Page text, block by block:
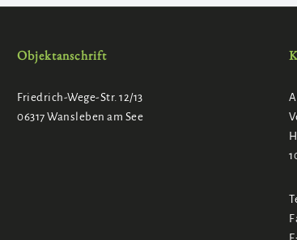
Objektanschrift
Friedrich-Wege-Str. 12/13
06317 Wansleben am See